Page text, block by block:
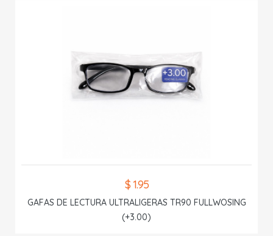
$ 1.95
GAFAS DE LECTURA ULTRALIGERAS TR90 FULLWOSING
(+3.00)